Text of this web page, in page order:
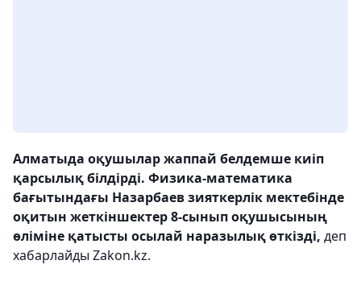
Алматыда оқушылар жаппай белдемше киіп
қарсылық білдірді. Физика-математика
бағытындағы Назарбаев зияткерлік мектебінде
оқитын жеткіншектер 8-сынып оқушысының
өліміне қатысты осылай наразылық өткізді, деп
хабарлайды Zakon.kz.